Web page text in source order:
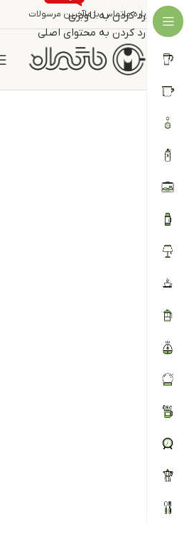
رد کردن به ناوبری
رد کردن به محتوای اصلی
درباره ماتماس با ماآخرین مرسولات